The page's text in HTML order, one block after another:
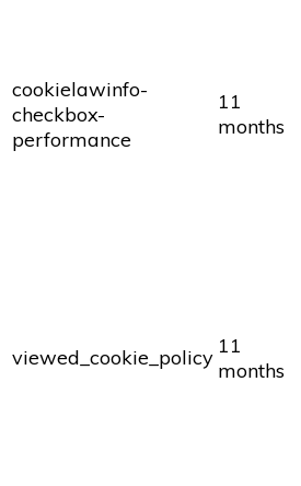
cookielawinfo-
checkbox-
performance
11
months
viewed_cookie_policy 11
months